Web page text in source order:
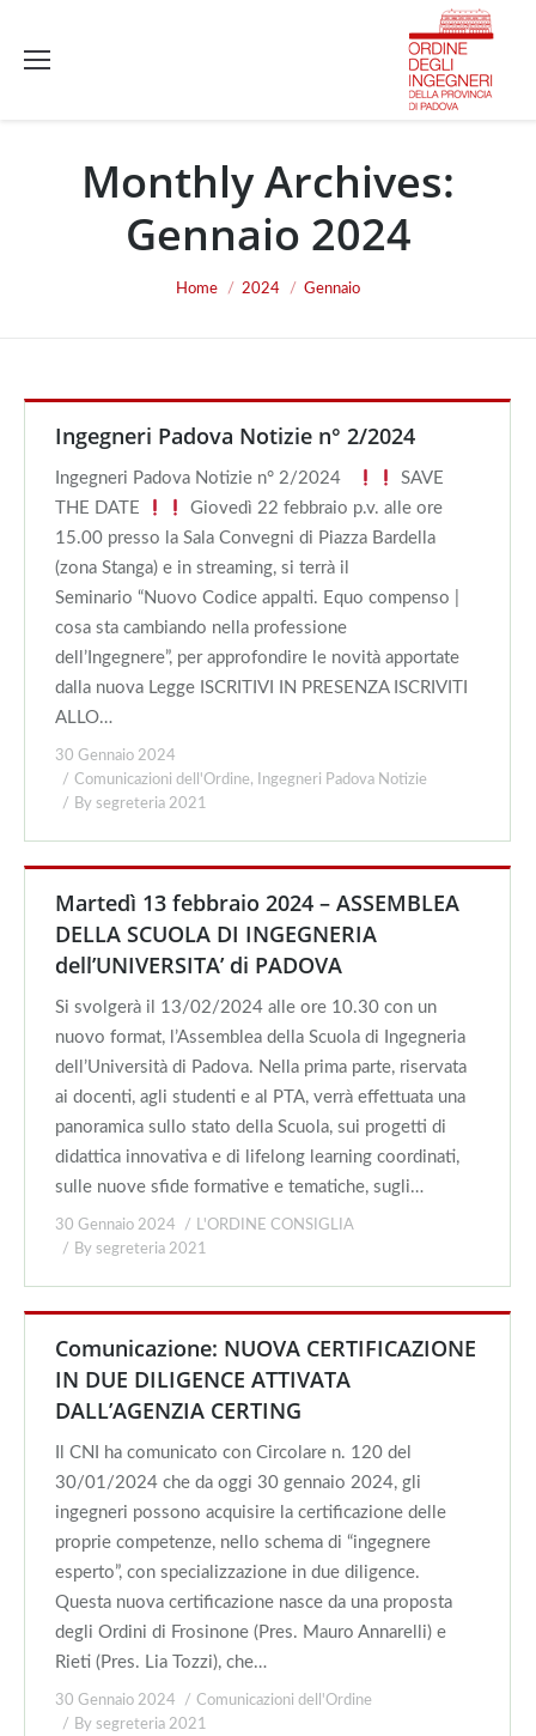
Monthly Archives:
Gennaio 2024
Home 2024 Gennaio
Ingegneri Padova Notizie n° 2/2024
Ingegneri Padova Notizie n° 2/2024
SAVE
THE DATE
Giovedì 22 febbraio p.v. alle ore
15.00 presso la Sala Convegni di Piazza Bardella
(zona Stanga) e in streaming, si terrà il
Seminario “Nuovo Codice appalti. Equo compenso |
cosa sta cambiando nella professione
dell’Ingegnere”, per approfondire le novità apportate
dalla nuova Legge ISCRITIVI IN PRESENZA ISCRIVITI
ALLO…
30 Gennaio 2024
Comunicazioni dell'Ordine,
Ingegneri Padova Notizie
By segreteria 2021
Martedì 13 febbraio 2024 – ASSEMBLEA
DELLA SCUOLA DI INGEGNERIA
dell’UNIVERSITA’ di PADOVA
Si svolgerà il 13/02/2024 alle ore 10.30 con un
nuovo format, l’Assemblea della Scuola di Ingegneria
dell’Università di Padova. Nella prima parte, riservata
ai docenti, agli studenti e al PTA, verrà effettuata una
panoramica sullo stato della Scuola, sui progetti di
didattica innovativa e di lifelong learning coordinati,
sulle nuove sfide formative e tematiche, sugli…
30 Gennaio 2024
L'ORDINE CONSIGLIA
By segreteria 2021
Comunicazione: NUOVA CERTIFICAZIONE
IN DUE DILIGENCE ATTIVATA
DALL’AGENZIA CERTING
Il CNI ha comunicato con Circolare n. 120 del
30/01/2024 che da oggi 30 gennaio 2024, gli
ingegneri possono acquisire la certificazione delle
proprie competenze, nello schema di “ingegnere
esperto”, con specializzazione in due diligence.
Questa nuova certificazione nasce da una proposta
degli Ordini di Frosinone (Pres. Mauro Annarelli) e
Rieti (Pres. Lia Tozzi), che…
30 Gennaio 2024
Comunicazioni dell'Ordine
By segreteria 2021